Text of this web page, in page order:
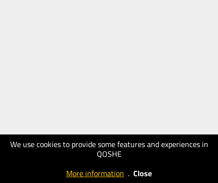
We use cookies to provide some features and experiences in
QOSHE
More information . Close